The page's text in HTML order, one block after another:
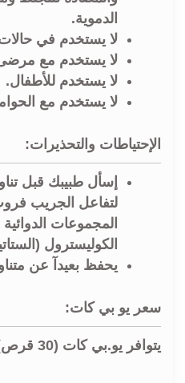
الدموية.
لا يستخدم في
لا يستخدم مع
لا يستخدم للأطفال.
لا يستخدم مع
الإحتياطات والتحذيرات:
إسأل طبيبك قبل
لتفاعل الجريب
المجموعات
الكوليسترول
يحفظ بعيدآ عن
سعر يو بي كات:
يتوافر يو.بي كات (30 قرص),